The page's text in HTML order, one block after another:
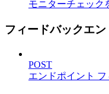
モニターチェック
フィードバックエン
POST
エンドポイント